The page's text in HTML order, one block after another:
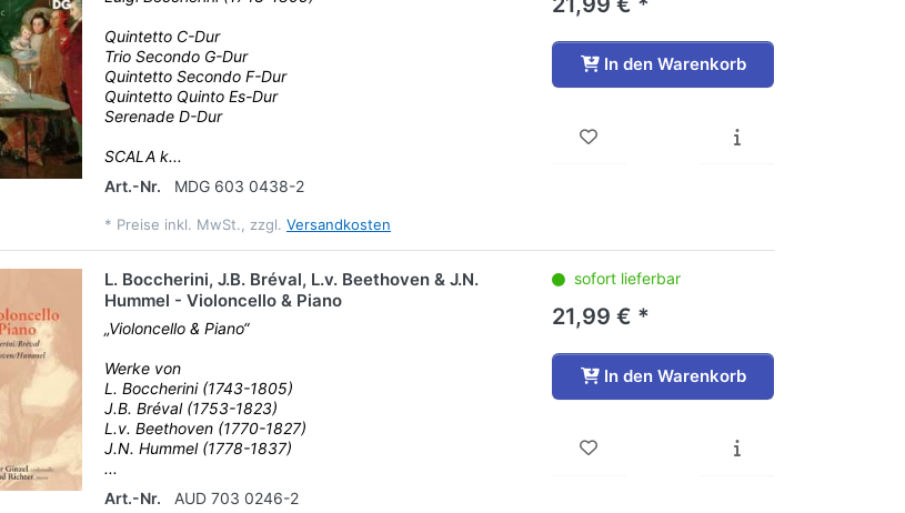
Quintetto C-Dur
Trio Secondo G-Dur
Quintetto Secondo F-Dur
Quintetto Quinto Es-Dur
Serenade D-Dur
SCALA k...
Art.-Nr.
MDG 603 0438-2
* Preise inkl. MwSt., zzgl. Versandkosten
In den Warenkorb
L. Boccherini, J.B. Bréval, L.v. Beethoven & J.N.
Hummel - Violoncello & Piano
„Violoncello & Piano“
Werke von
L. Boccherini (1743-1805)
J.B. Bréval (1753-1823)
L.v. Beethoven (1770-1827)
J.N. Hummel (1778-1837)
...
Art.-Nr.
AUD 703 0246-2
sofort lieferbar
21,99 € *
In den Warenkorb